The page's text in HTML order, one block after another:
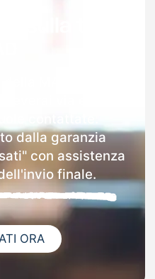
dalla garanzia
con assistenza
finale.
ORA